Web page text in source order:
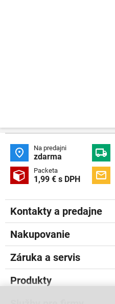
 Na predajni
zdarma 
 Packeta
1,99 € s DPH 
Kontakty a predajne
Nakupovanie
Záruka a servis
Produkty